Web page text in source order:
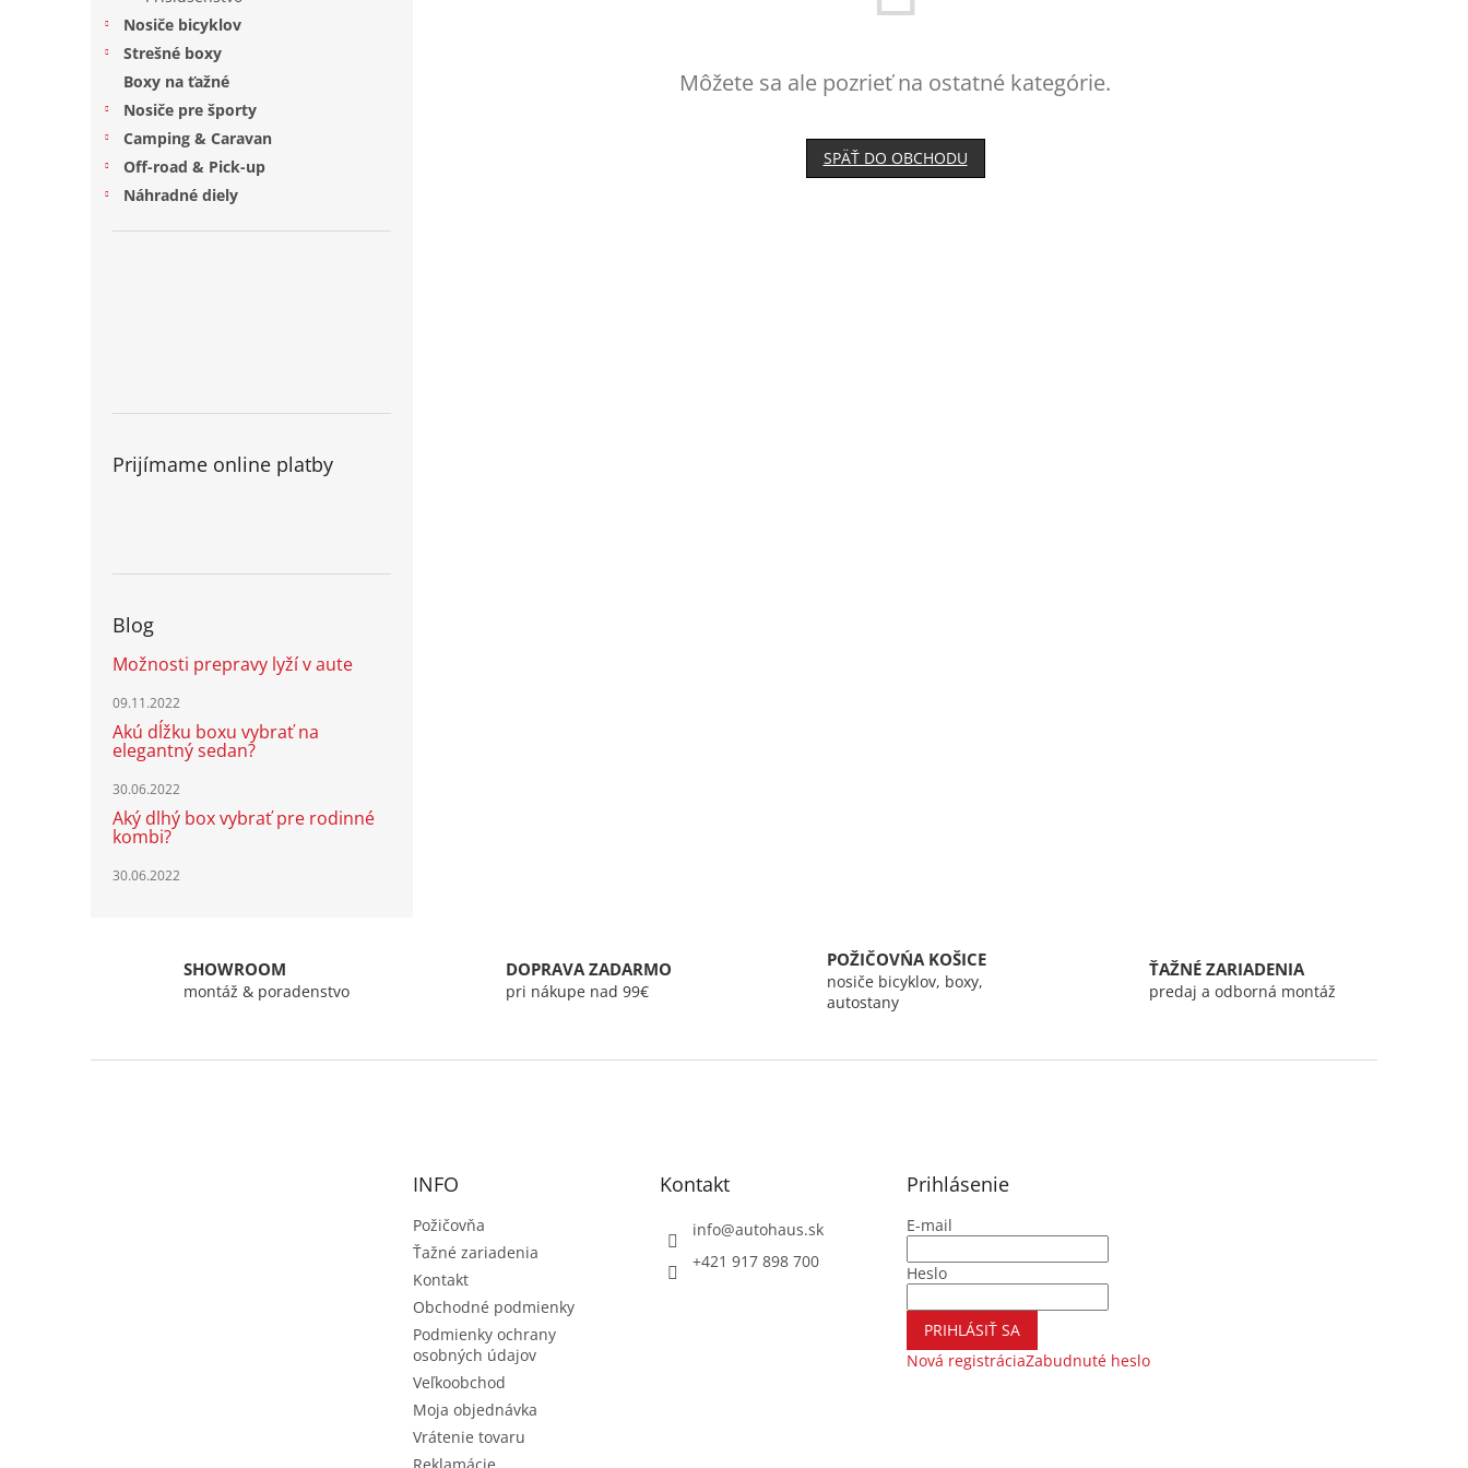
Nosiče bicyklov
Strešné boxy
Boxy na ťažné
Nosiče pre športy
Camping & Caravan
Off-road & Pick-up
Náhradné diely
Prijímame online platby
Blog
Možnosti prepravy lyží v aute
09.11.2022
Akú dĺžku boxu vybrať na
elegantný sedan?
30.06.2022
Aký dlhý box vybrať pre rodinné
kombi?
30.06.2022
Môžete sa ale pozrieť na ostatné kategórie.
SPÄŤ DO OBCHODU
SHOWROOM
montáž & poradenstvo
DOPRAVA ZADARMO
pri nákupe nad 99€
POŽIČOVŃA KOŠICE
nosiče bicyklov, boxy,
autostany
ŤAŽNÉ ZARIADENIA
predaj a odborná montáž
INFO
Požičovňa
Ťažné zariadenia
Kontakt
Obchodné podmienky
Podmienky ochrany
osobných údajov
Veľkoobchod
Moja objednávka
Vrátenie tovaru
Reklamácie
Kontakt
info@autohaus.sk
+421 917 898 700
Prihlásenie
E-mail
Heslo
PRIHLÁSIŤ SA
Nová registráciaZabudnuté heslo